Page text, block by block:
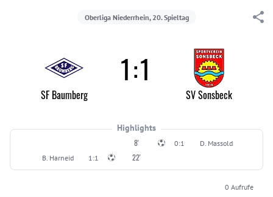
Oberliga Niederrhein, 20. Spieltag
SF Baumberg
1:1
SV Sonsbeck
Highlights
D. Massold
0:1
8'
B. Harneid 1:1 22'
0 Aufrufe